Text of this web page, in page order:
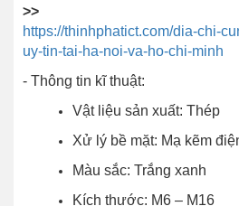
>>
https://thinhphatict.com/dia-chi-
uy-tin-tai-ha-noi-va-ho-chi-minh
- Thông tin kĩ thuật:
Vật liệu sản xuất: Thép
Xử lý bề mặt: Mạ kẽm
Màu sắc: Trắng xanh
Kích thước: M6 – M16